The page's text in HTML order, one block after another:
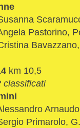
Pastorino,
km 10,5
classificati
Primarolo,